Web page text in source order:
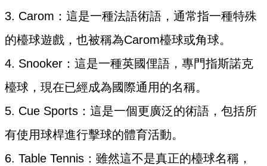
3. Carom：這是一種法語術語，通常指一種特殊
的檯球遊戲，也被稱為Carom檯球或角球。
4. Snooker：這是一種英國俚語，專門指斯諾克
檯球，現在已經成為國際通用的名稱。
5. Cue Sports：這是一個更廣泛的術語，包括所
有使用球桿進行擊球的體育活動。
6. Table Tennis：雖然這不是真正的檯球名稱，